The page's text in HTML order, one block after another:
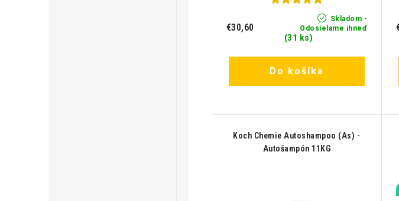
Skladom -
Odosielame ihneď
(31 ks)
€30,60
Do košíka
Koch Chemie Autoshampoo (As) -
Autošampón 11KG